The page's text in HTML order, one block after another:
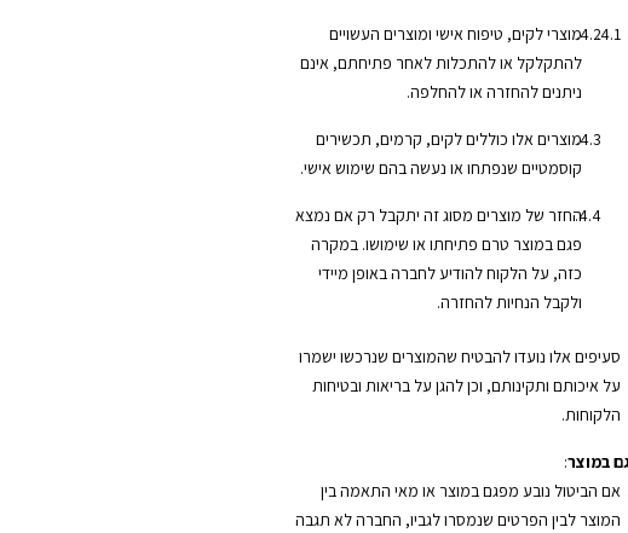
מוצרי לקים, טיפוח אישי ומוצרים העשויים
להתקלקל או להתכלות לאחר פתיחתם, אינם
ניתנים להחזרה או להחלפה.
מוצרים אלו כוללים לקים, קרמים, תכשירים
קוסמטיים שנפתחו או נעשה בהם שימוש אישי.
החזר של מוצרים מסוג זה יתקבל רק אם נמצא
פגם במוצר טרם פתיחתו או שימושו. במקרה
כזה, על הלקוח להודיע לחברה באופן מיידי
ולקבל הנחיות להחזרה.
סעיפים אלו נועדו להבטיח שהמוצרים שנרכשו ישמרו
על איכותם ותקינותם, וכן להגן על בריאות ובטיחות
הלקוחות.
במוצר:
אם הביטול נובע מפגם במוצר או מאי התאמה בין
המוצר לבין הפרטים שנמסרו לגביו, החברה לא תגבה